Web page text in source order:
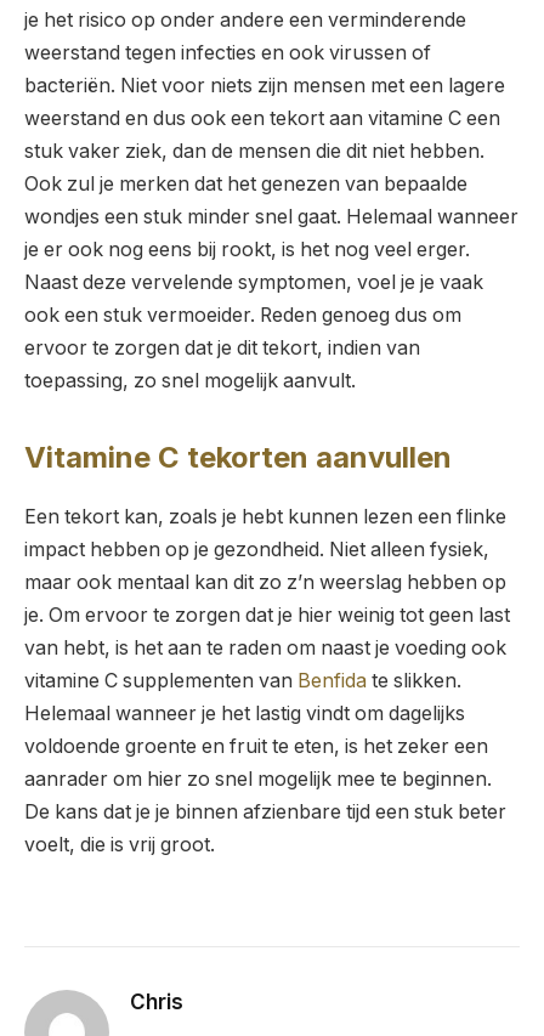
je het risico op onder andere een verminderende
weerstand tegen infecties en ook virussen of
bacteriën. Niet voor niets zijn mensen met een lagere
weerstand en dus ook een tekort aan vitamine C een
stuk vaker ziek, dan de mensen die dit niet hebben.
Ook zul je merken dat het genezen van bepaalde
wondjes een stuk minder snel gaat. Helemaal wanneer
je er ook nog eens bij rookt, is het nog veel erger.
Naast deze vervelende symptomen, voel je je vaak
ook een stuk vermoeider. Reden genoeg dus om
ervoor te zorgen dat je dit tekort, indien van
toepassing, zo snel mogelijk aanvult.
Vitamine C tekorten aanvullen
Een tekort kan, zoals je hebt kunnen lezen een flinke
impact hebben op je gezondheid. Niet alleen fysiek,
maar ook mentaal kan dit zo z’n weerslag hebben op
je. Om ervoor te zorgen dat je hier weinig tot geen last
van hebt, is het aan te raden om naast je voeding ook
vitamine C supplementen van Benfida te slikken.
Helemaal wanneer je het lastig vindt om dagelijks
voldoende groente en fruit te eten, is het zeker een
aanrader om hier zo snel mogelijk mee te beginnen.
De kans dat je je binnen afzienbare tijd een stuk beter
voelt, die is vrij groot.
Chris